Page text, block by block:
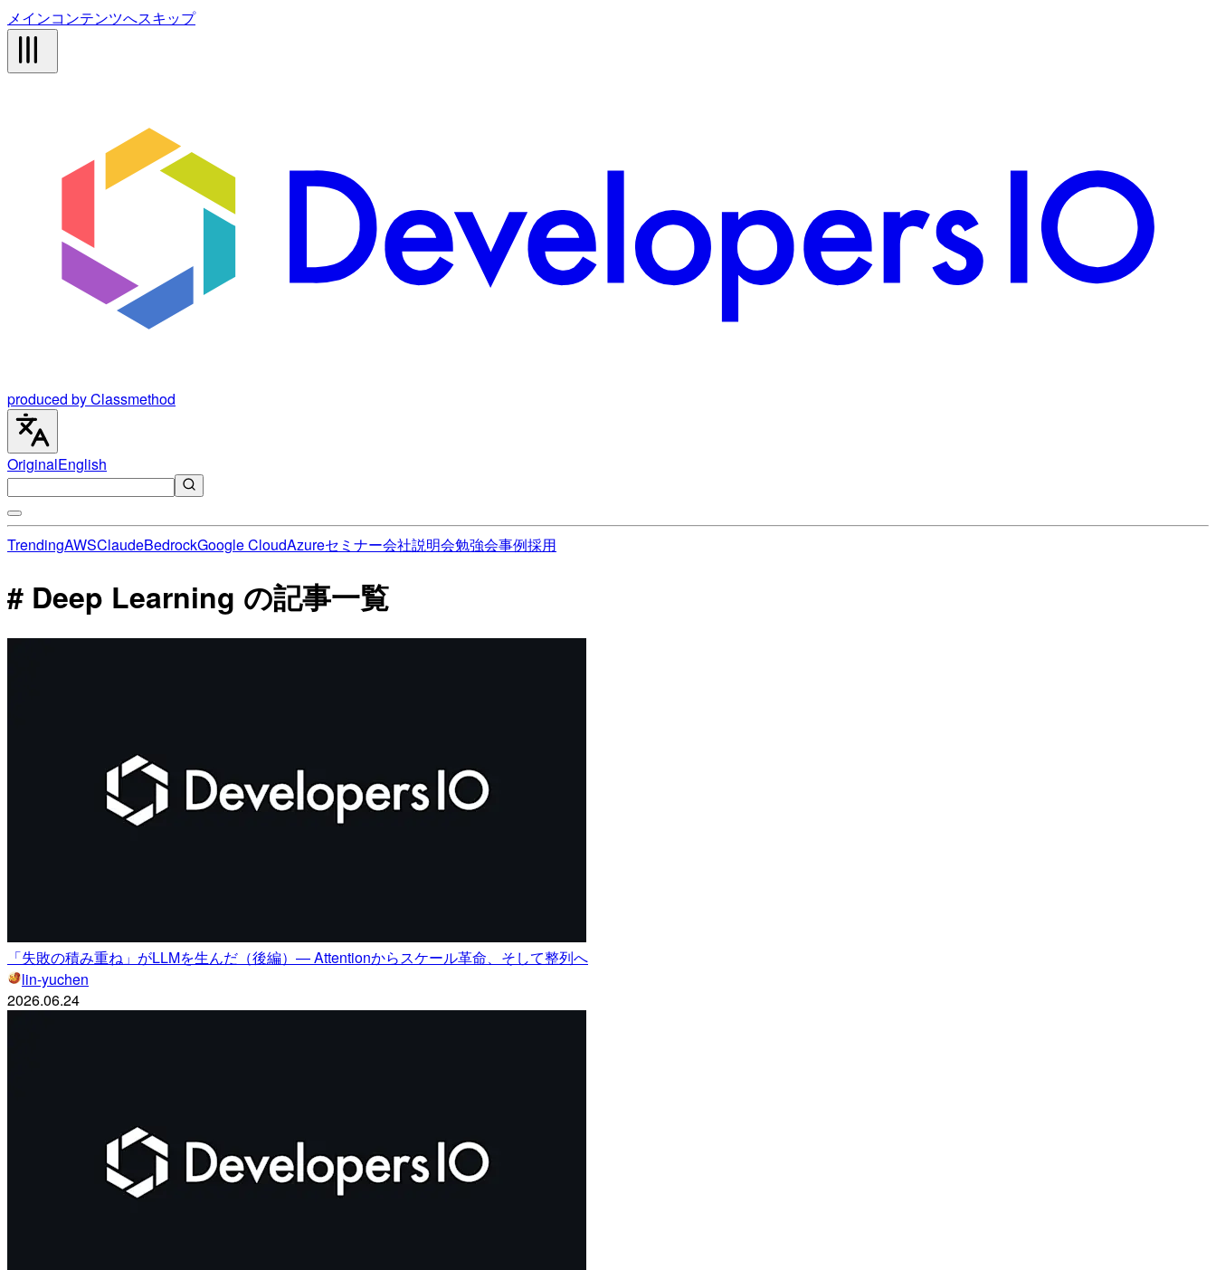
メインコンテンツへスキップ
produced by Classmethod
OriginalEnglish
TrendingAWSClaudeBedrockGoogle CloudAzureセミナー会社説明会勉強会事例採用
# Deep Learning の記事一覧
「失敗の積み重ね」がLLMを生んだ（後編）— Attentionからスケール革命、そして整列へ
lin-yuchen
2026.06.24